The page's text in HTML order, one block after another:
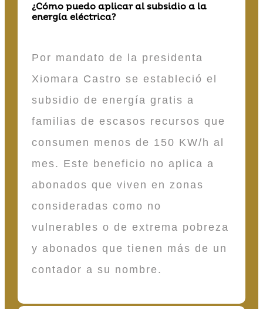
¿Cómo puedo aplicar al subsidio a la
energía eléctrica?
Por mandato de la presidenta
Xiomara Castro se estableció el
subsidio de energía gratis a
familias de escasos recursos que
consumen menos de 150 KW/h al
mes. Este beneficio no aplica a
abonados que viven en zonas
consideradas como no
vulnerables o de extrema pobreza
y abonados que tienen más de un
contador a su nombre.